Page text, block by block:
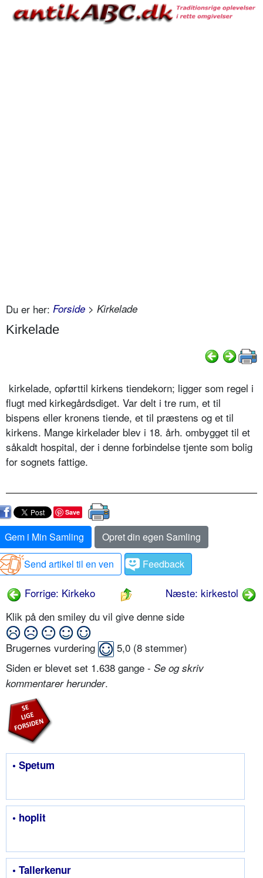
Du er her: Forside > Kirkelade
Kirkelade
kirkelade, opførttil kirkens tiendekorn; ligger som regel i
flugt med kirkegårdsdiget. Var delt i tre rum, et til
bispens eller kronens tiende, et til præstens og et til
kirkens. Mange kirkelader blev i 18. årh. ombygget til et
såkaldt hospital, der i denne forbindelse tjente som bolig
for sognets fattige.
Save
Gem i Min Samling
Opret din egen Samling
Send artikel til en ven
Feedback
Forrige: Kirkeko
Næste: kirkestol
Klik på den smiley du vil give denne side
Brugernes vurdering 5,0 (8 stemmer)
Siden er blevet set 1.638 gange - Se og skriv
kommentarer herunder.
• Spetum
• hoplit
• Tallerkenur